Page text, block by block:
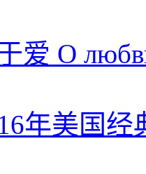
爱 О
年美国